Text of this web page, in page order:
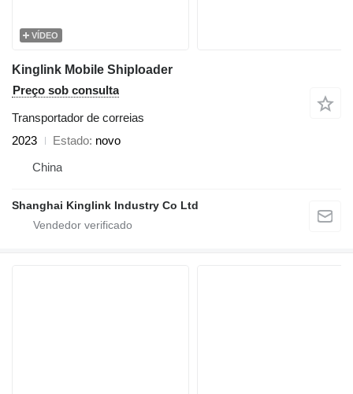
VÍDEO
Kinglink Mobile Shiploader
Preço sob consulta
Transportador de correias
2023
Estado novo
China
Shanghai Kinglink Industry Co Ltd